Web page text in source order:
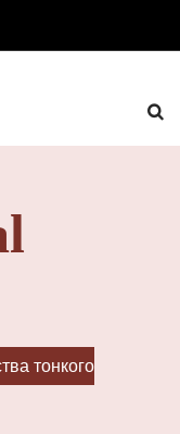
тонкого